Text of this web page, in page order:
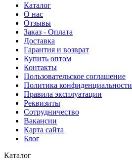
Каталог
О нас
Отзывы
Заказ - Оплата
Доставка
Гарантия и возврат
Купить оптом
Контакты
Пользовательское соглашение
Политика конфиденциальности
Правила эксплуатации
Реквизиты
Сотрудничество
Вакансии
Карта сайта
Блог
Каталог